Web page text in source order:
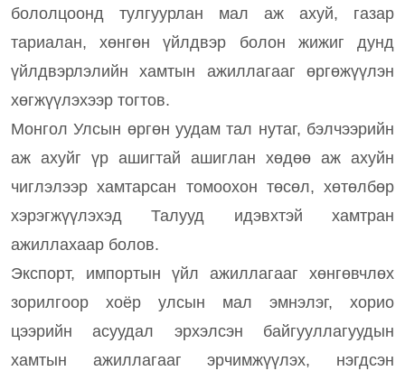
бололцоонд тулгуурлан мал аж ахуй, газар
тариалан, хөнгөн үйлдвэр болон жижиг дунд
үйлдвэрлэлийн хамтын ажиллагааг өргөжүүлэн
хөгжүүлэхээр тогтов.
Монгол Улсын өргөн уудам тал нутаг, бэлчээрийн
аж ахуйг үр ашигтай ашиглан хөдөө аж ахуйн
чиглэлээр хамтарсан томоохон төсөл, хөтөлбөр
хэрэгжүүлэхэд Талууд идэвхтэй хамтран
ажиллахаар болов.
Экспорт, импортын үйл ажиллагааг хөнгөвчлөх
зорилгоор хоёр улсын мал эмнэлэг, хорио
цээрийн асуудал эрхэлсэн байгууллагуудын
хамтын ажиллагааг эрчимжүүлэх, нэгдсэн